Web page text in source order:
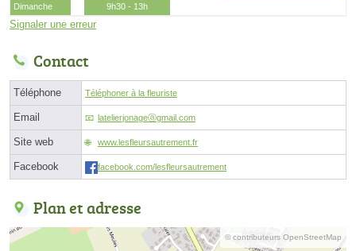
Dimanche
9h30 - 13h
Signaler une erreur
Contact
Téléphone Téléphoner à la fleuriste
Email latelierjonageⓐgmail.com
Site web www.lesfleursautrement.fr
Facebook facebook.com/lesfleursautrement
Plan et adresse
© contributeurs OpenStreetMap